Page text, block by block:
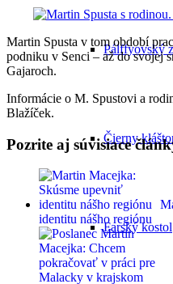
Pálffyovský
Čierny
Farský kostol
Martin Spusta v tom období
podniku v Senci – až do svojej
Gajaroch.
Informácie o M. Spustovi a
Blažíček.
Pozrite aj súvisiace
identitu nášho regiónu